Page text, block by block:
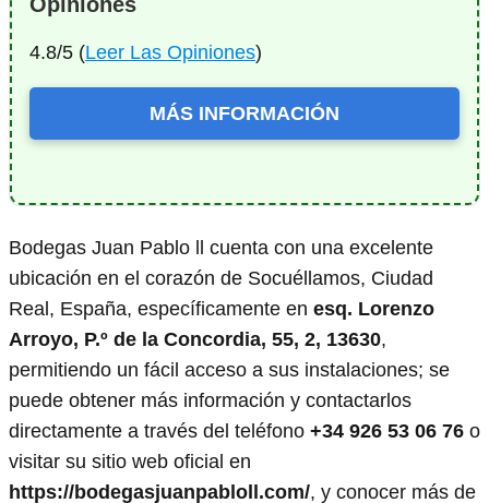
Opiniones
4.8/5 (Leer Las Opiniones)
MÁS INFORMACIÓN
Bodegas Juan Pablo ll cuenta con una excelente
ubicación en el corazón de Socuéllamos, Ciudad
Real, España, específicamente en esq. Lorenzo
Arroyo, P.º de la Concordia, 55, 2, 13630,
permitiendo un fácil acceso a sus instalaciones; se
puede obtener más información y contactarlos
directamente a través del teléfono +34 926 53 06 76 o
visitar su sitio web oficial en
https://bodegasjuanpabloll.com/, y conocer más de